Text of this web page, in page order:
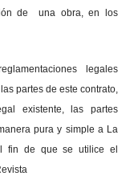
de una obra, en los
legales
partes de este contrato,
existente, las partes
pura y simple a La
fin de que se utilice el